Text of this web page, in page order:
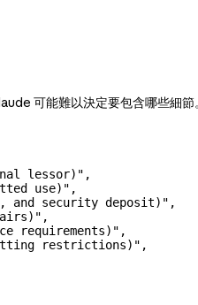
可能難以決定要包含哪些細
lessor)"
,
use)"
,
and security deposit)"
,
,
requirements)"
,
restrictions)"
,